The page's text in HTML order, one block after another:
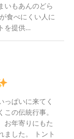
いもあんのどら
食べにくい人に
を提供…
っぱいに来てく
の伝統行事。
お年寄りにもた
ました。 トント